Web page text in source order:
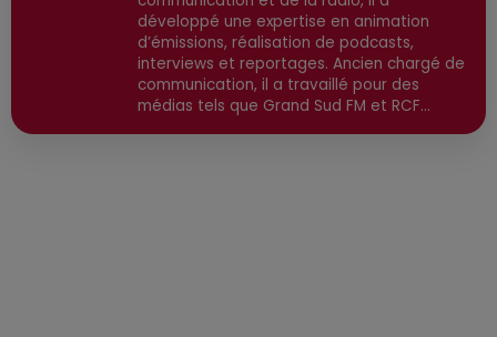
développé une expertise en animation
d’émissions, réalisation de podcasts,
interviews et reportages. Ancien chargé de
communication, il a travaillé pour des
médias tels que Grand Sud FM et RCF